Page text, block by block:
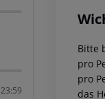
23:59
Bitte
pro
pro
das